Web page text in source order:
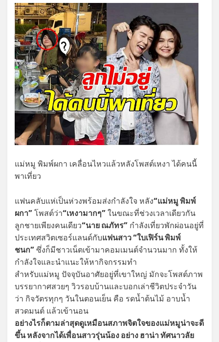
แม่หมู พิมพ์ผกา เคลื่อนไหวแล้วหลังโพสต์เหงา ได้คนนี้
พาเที่ยว
แฟนคลับแห่เป็นห่วงพร้อมส่งกำลังใจ หลัง“แม่หมู พิมพ์
ผกา” โพสต์ว่า“เหงามากๆ” ในขณะที่ช่วงเวลาเดียวกัน
ลูกชายเพียงคนเดียว“นาย ณภัทร” กำลังเที่ยวพักผ่อนอยู่ที่
ประเทศสวิตเซอร์แลนด์กับแฟนสาว “ใบเฟิร์น พิมพ์
ชนก” ซึ่งก็มีชาวเน็ตเข้ามาคอมเมนต์จำนวนมาก ทั้งให้
กำลังใจและนำแนะให้หากิจกรรมทำ
สำหรับแม่หมู ปัจจุบันอาศัยอยู่ที่เขาใหญ่ มักจะโพสต์ภาพ
บรรยากาศสวยๆ วิวรอบบ้านและบอกเล่าชีวิตประจำวัน
ว่า กิจวัตรทุกๆ วันในตอนเย็น คือ รดน้ำต้นไม้ อาบน้ำ
สวดมนต์ แล้วเข้านอน
อย่างไรก็ตามล่าสุดดูเหมือนสภาพจิตใจของแม่หมูน่าจะดี
ขึ้น หลังจากได้เพื่อนสาวรุ่นน้อง อย่าง ฮาน่า ทัศนาวลัย